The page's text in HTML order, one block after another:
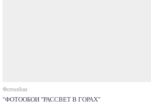
Фотообои
"ФОТООБОИ "РАССВЕТ В ГОРАХ"